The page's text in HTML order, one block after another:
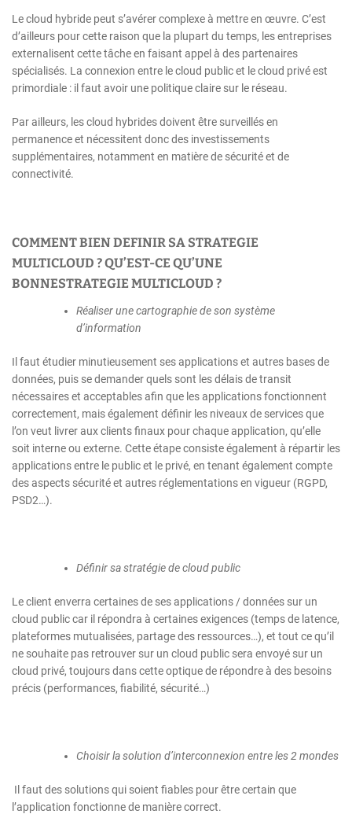
Le cloud hybride peut s’avérer complexe à mettre en œuvre. C’est
d’ailleurs pour cette raison que la plupart du temps, les entreprises
externalisent cette tâche en faisant appel à des partenaires
spécialisés. La connexion entre le cloud public et le cloud privé est
primordiale : il faut avoir une politique claire sur le réseau.
Par ailleurs, les cloud hybrides doivent être surveillés en
permanence et nécessitent donc des investissements
supplémentaires, notamment en matière de sécurité et de
connectivité.
COMMENT BIEN DEFINIR SA STRATEGIE
MULTICLOUD ? QU’EST-CE QU’UNE
BONNESTRATEGIE MULTICLOUD ?
Réaliser une cartographie de son système
d’information
Il faut étudier minutieusement ses applications et autres bases de
données, puis se demander quels sont les délais de transit
nécessaires et acceptables afin que les applications fonctionnent
correctement, mais également définir les niveaux de services que
l’on veut livrer aux clients finaux pour chaque application, qu’elle
soit interne ou externe. Cette étape consiste également à répartir les
applications entre le public et le privé, en tenant également compte
des aspects sécurité et autres réglementations en vigueur (RGPD,
PSD2…).
Définir sa stratégie de cloud public
Le client enverra certaines de ses applications / données sur un
cloud public car il répondra à certaines exigences (temps de latence,
plateformes mutualisées, partage des ressources…), et tout ce qu’il
ne souhaite pas retrouver sur un cloud public sera envoyé sur un
cloud privé, toujours dans cette optique de répondre à des besoins
précis (performances, fiabilité, sécurité…)
Choisir la solution d’interconnexion entre les 2 mondes
Il faut des solutions qui soient fiables pour être certain que
l’application fonctionne de manière correct.